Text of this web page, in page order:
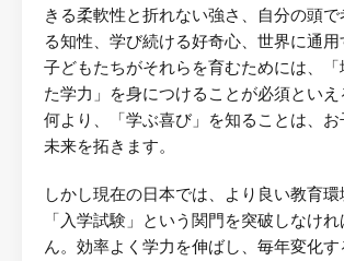
きる柔軟性と折れない強さ、自分の頭で
る知性、学び続ける好奇心、世界に通用
子どもたちがそれらを育むためには、
た学力」を身につけることが必須といえ
何より、「学ぶ喜び」を知ることは、
未来を拓きます。
しかし現在の日本では、より良い教育
「入学試験」という関門を突破しなけ
ん。効率よく学力を伸ばし、毎年変化す